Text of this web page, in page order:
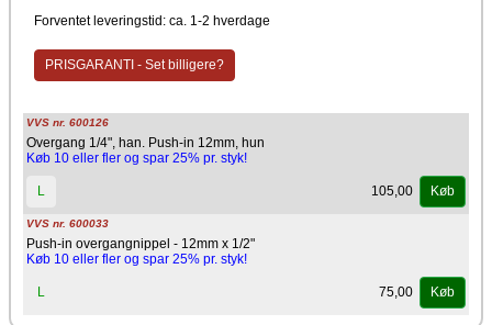
Forventet leveringstid: ca. 1-2 hverdage
PRISGARANTI - Set billigere?
VVS nr. 600126
Overgang 1/4", han. Push-in 12mm, hun
Køb 10 eller fler og spar 25% pr. styk!
L 105,00 Køb
VVS nr. 600033
Push-in overgangnippel - 12mm x 1/2"
Køb 10 eller fler og spar 25% pr. styk!
L 75,00 Køb